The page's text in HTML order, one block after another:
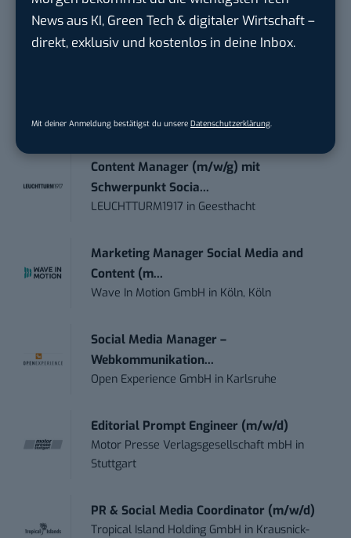
News aus KI, Green Tech & digitaler Wirtschaft –
direkt, exklusiv und kostenlos in deine Inbox.
Mit deiner Anmeldung bestätigst du unsere Datenschutzerklärung.
trendtours Holding GmbHinEschborn
Karlsruhe
Content Manager (m/w/g) mit
Schwerpunkt Socia...
LEUCHTTURM1917 in Geesthacht
Marketing Manager Social Media and
Content (m...
Wave In Motion GmbH in Köln, Köln
Social Media Manager –
Webkommunikation...
Open Experience GmbH in Karlsruhe
Editorial Prompt Engineer (m/w/d)
Motor Presse Verlagsgesellschaft mbH in
Stuttgart
PR & Social Media Coordinator (m/w/d)
Tropical Island Holding GmbH in Krausnick-